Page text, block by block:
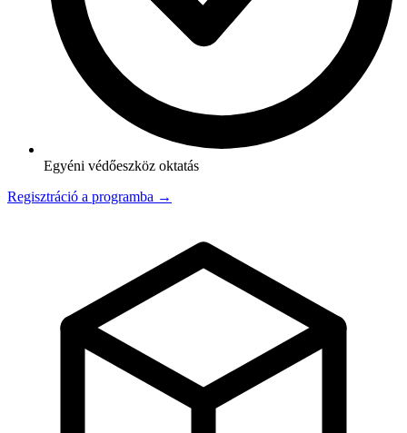
Egyéni védőeszköz oktatás
Regisztráció a programba →